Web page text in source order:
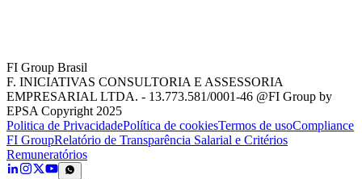
FI Group Brasil
F. INICIATIVAS CONSULTORIA E ASSESSORIA
EMPRESARIAL LTDA. - 13.773.581/0001-46 @FI Group by
EPSA Copyright 2025
Politica de PrivacidadePolítica de cookiesTermos de usoCompliance
FI GroupRelatório de Transparência Salarial e Critérios
Remuneratórios